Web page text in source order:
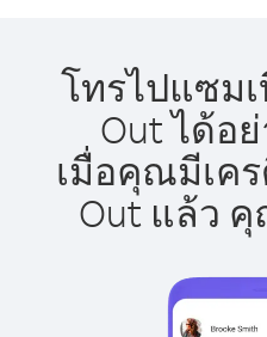
โทรไปแซม
Out ได้อ
เมื่อคุณมีเค
Out แล้ว